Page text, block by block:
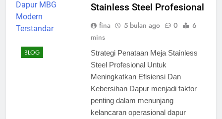
BLOG
Stainless Steel Profesional
fina 5 bulan ago 0
6
mins
Strategi Penataan Meja Stainless
Steel Profesional Untuk
Meningkatkan Efisiensi Dan
Kebersihan Dapur menjadi faktor
penting dalam menunjang
kelancaran operasional dapur